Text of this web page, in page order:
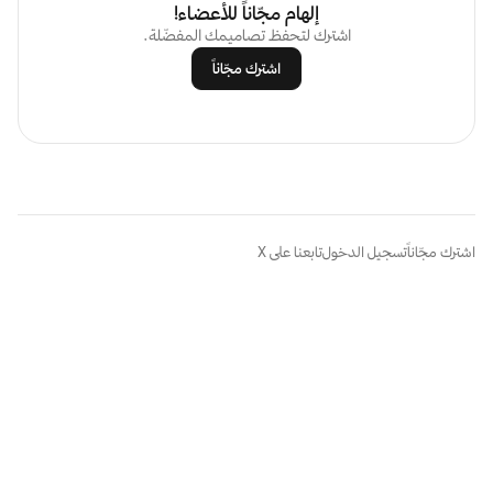
إلهام مجّاناً للأعضاء!
اشترك لتحفظ تصاميمك المفضّلة.
اشترك مجّاناً
اشترك مجّاناًتسجيل الدخولتابعنا على X